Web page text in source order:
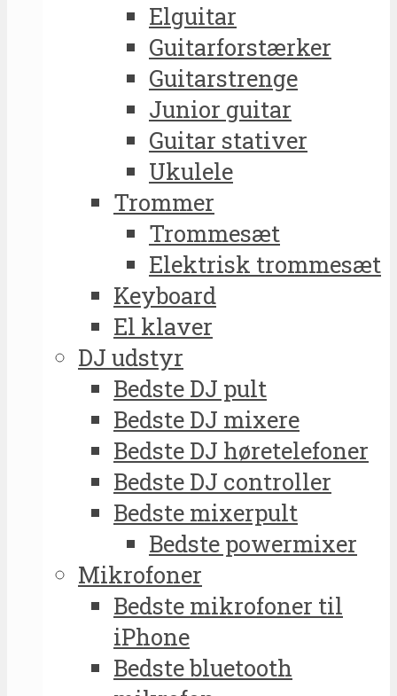
Elguitar
Guitarforstærker
Guitarstrenge
Junior guitar
Guitar stativer
Ukulele
Trommer
Trommesæt
Elektrisk trommesæt
Keyboard
El klaver
DJ udstyr
Bedste DJ pult
Bedste DJ mixere
Bedste DJ høretelefoner
Bedste DJ controller
Bedste mixerpult
Bedste powermixer
Mikrofoner
Bedste mikrofoner til
iPhone
Bedste bluetooth